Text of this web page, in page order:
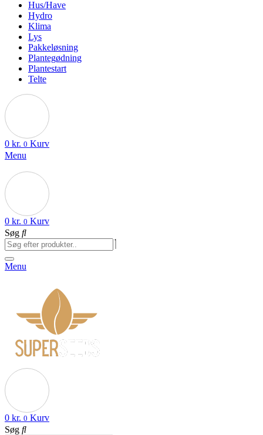
Hus/Have
Hydro
Klima
Lys
Pakkeløsning
Plantegødning
Plantestart
Telte
0 kr. 0 Kurv
Menu
0 kr. 0 Kurv
Søg
Menu
0 kr. 0 Kurv
Søg